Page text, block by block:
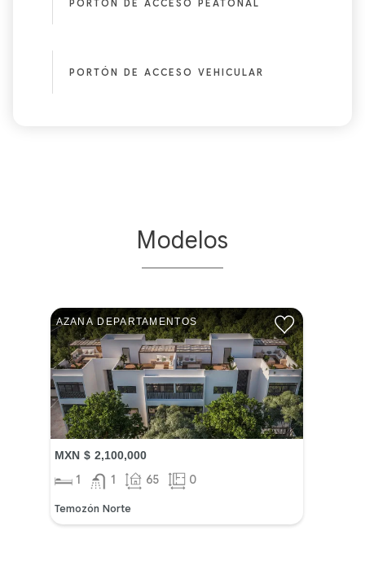
PORTÓN DE ACCESO PEATONAL
PORTÓN DE ACCESO VEHICULAR
Modelos
AZANA DEPARTAMENTOS
MXN $ 2,100,000
1 1 65 0
Temozón Norte